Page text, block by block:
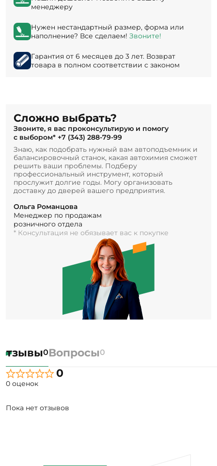
менеджеру
Нужен нестандартный размер, форма или
наполнение? Все сделаем! Звоните!
Гарантия от 6 месяцев до 3 лет. Возврат
товара в полном соответствии с законом
Сложно выбрать?
Звоните, я вас проконсультирую и помогу
с выбором* +7 (343) 288-79-99
Знаю, как подобрать нужный вам автоподъемник и
балансировочный станок, какая автохимия сможет
решить ваши проблемы. Подберу
профессиональный инструмент, который
прослужит долгие годы. Могу организовать
доставку до дверей вашего предприятия.
Ольга Романцова
Менеджер по продажам
розничного отдела
* Консультация не обязывает вас к покупке
0Вопросы0
0
0 оценок
Пока нет отзывов